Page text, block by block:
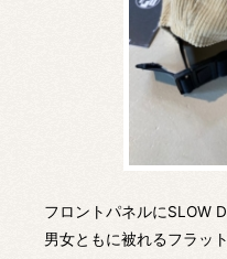
フロントパネルにSLOW
男女ともに被れるフラッ